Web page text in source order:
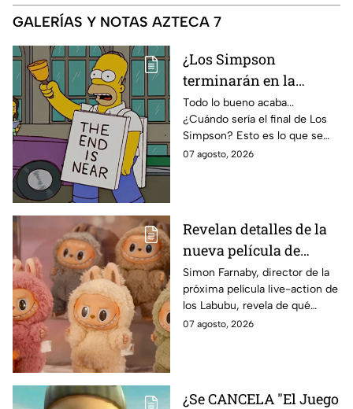
GALERÍAS Y NOTAS AZTECA 7
¿Los Simpson
terminarán en la
temporada 40? Actriz
de Bart Simpson da
IMPACTANTE
declaración
Todo lo bueno acaba...
¿Cuándo sería el final de Los
Simpson? Esto es lo que se
sabe:
07 agosto, 2026
Revelan detalles de la
nueva película de
Labubu: de qué tratará
y cuándo se estrena
Simon Farnaby, director de la
próxima película live-action de
los Labubu, revela de qué
tratará la cinta. Aquí te
07 agosto, 2026
¿Se CANCELA "El Juego